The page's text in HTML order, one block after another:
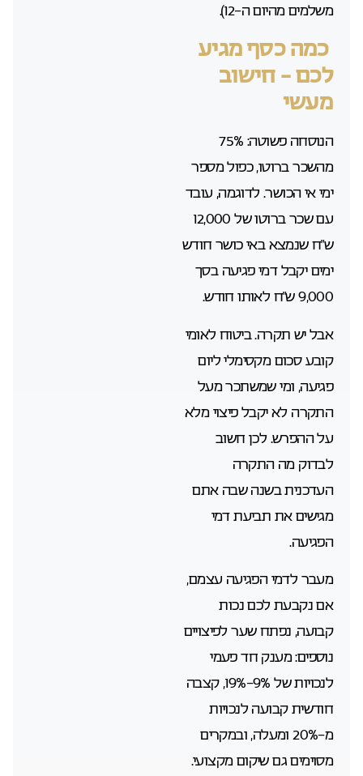
משלמים מהיום ה-12).
כמה כסף מגיע
לכם – חישוב
מעשי
הנוסחה פשוטה: 75%
מהשכר ברוטו, כפול מספר
ימי אי הכושר. לדוגמה, עובד
עם שכר ברוטו של 12,000
ש”ח שנמצא באי כושר חודש
ימים יקבל דמי פגיעה בסך
9,000 ש”ח לאותו חודש.
אבל יש תקרה. ביטוח לאומי
קובע סכום מקסימלי ליום
פגיעה, ומי שמשתכר מעל
התקרה לא יקבל פיצוי מלא
על ההפרש. לכן חשוב
לבדוק מה התקרה
העדכנית בשנה שבה אתם
מגישים את תביעת דמי
הפגיעה.
מעבר לדמי הפגיעה עצמם,
אם נקבעת לכם נכות
קבועה, נפתח שער לפיצויים
נוספים: מענק חד פעמי
לנכויות של 9%-19%, קצבה
חודשית קבועה לנכויות
מ-20% ומעלה, ובמקרים
מסוימים גם שיקום מקצועי.